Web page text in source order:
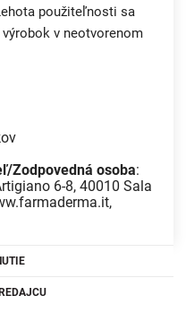
použiteľnosti sa
v neotvorenom
Zodpovedná osoba:
6-8, 40010 Sala